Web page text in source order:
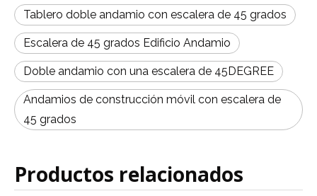
Tablero doble andamio con escalera de 45 grados
Escalera de 45 grados Edificio Andamio
Doble andamio con una escalera de 45DEGREE
Andamios de construcción móvil con escalera de
45 grados
Productos relacionados